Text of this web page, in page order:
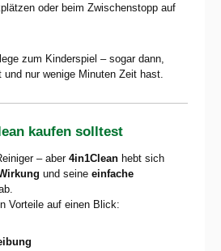
oder beim Zwischenstopp auf
zum Kinderspiel – sogar dann,
und nur wenige Minuten Zeit hast.
kaufen solltest
– aber 4in1Clean hebt sich
und seine einfache
Vorteile auf einen Blick: